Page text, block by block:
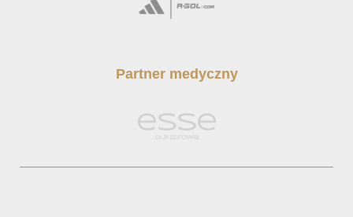
Partner medyczny